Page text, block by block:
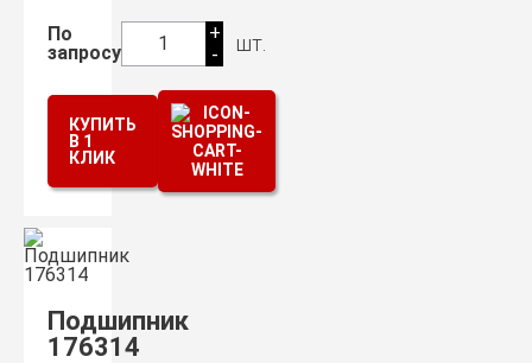
По
запросу
1
+
-
шт.
КУПИТЬ
В 1
КЛИК
Подшипник
176314